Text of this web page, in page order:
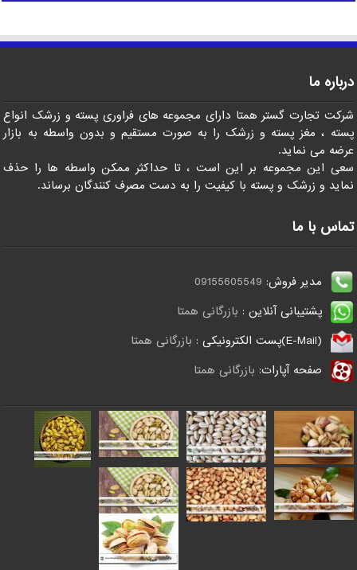
درباره ما
شرکت تجارت گستر همتا دارای مجموعه های فراوری پسته و زرشک انواع
پسته ، مغز پسته و زرشک را به صورت مستقیم و بدون واسطه به بازار
عرضه می نماید.
سعی این مجموعه بر این است ، تا حداکثر ممکن واسطه ها را حذف
نماید و زرشک و پسته با کیفیت را به دست مصرف کنندگان برساند.
تماس با ما
مدیر فروش: 09155605549
پشتیبانی آنلاین : بازرگانی همتا
(E-Mail)پست الکترونیکی :
بازرگانی همتا
صفحه آپارات: بازرگانی همتا